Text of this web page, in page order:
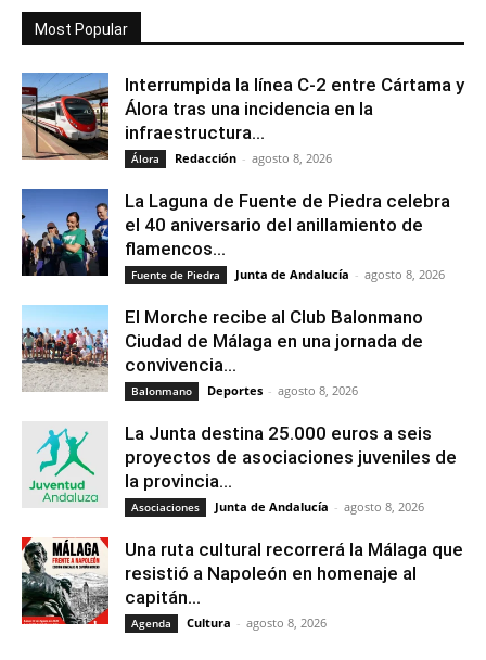
Most Popular
Interrumpida la línea C-2 entre Cártama y
Álora tras una incidencia en la
infraestructura...
Álora Redacción - agosto 8, 2026
La Laguna de Fuente de Piedra celebra
el 40 aniversario del anillamiento de
flamencos...
Fuente de Piedra Junta de Andalucía - agosto 8, 2026
El Morche recibe al Club Balonmano
Ciudad de Málaga en una jornada de
convivencia...
Balonmano Deportes - agosto 8, 2026
La Junta destina 25.000 euros a seis
proyectos de asociaciones juveniles de
la provincia...
Asociaciones Junta de Andalucía - agosto 8, 2026
Una ruta cultural recorrerá la Málaga que
resistió a Napoleón en homenaje al
capitán...
Agenda Cultura - agosto 8, 2026